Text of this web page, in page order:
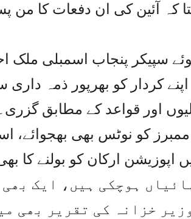
کہ آئین کی ان دفعات کا من
سپیکر پنجاب اسمبلی ملک
کردار کو بھرپور ذمہ داری
اور قواعد کے مطابق گزری۔
کو نوٹس بھی بھجوائے،
اپوزیشن ارکان کو بولنے کا
مجھے اس ہاؤس میں آئے 2 دہائیاں ہوچکی ہیں،
خزانہ کی تقریر بھی